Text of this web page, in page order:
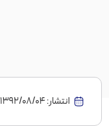
انتشار:1392/08/04